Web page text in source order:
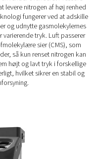
over din
ind i dit
bidrager
konstruktion sikrer